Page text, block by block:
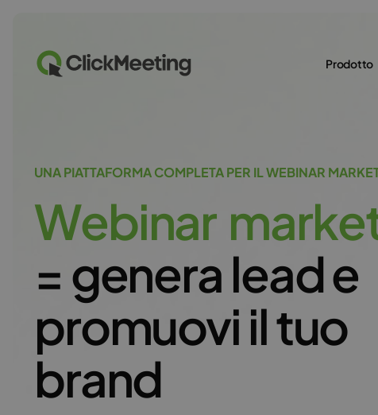
Prodotto
UNA PIATTAFORMA COMPLETA PER IL WEBINAR
Webinar marke
= genera lead e
promuovi il tuo
brand